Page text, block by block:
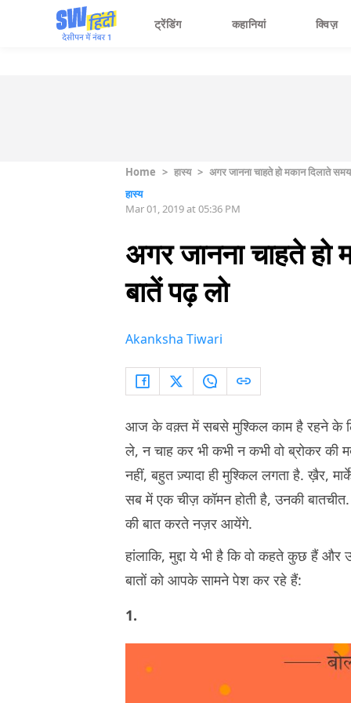
ट्रेंडिंग कहानियां क्विज़
Home > हास्य > अगर जानना चाहते हो मकान दिलाते
हास्य
Mar 01, 2019 at 05:36 PM
अगर जानना चाहते
बातें पढ़ लो
Akanksha Tiwari
आज के वक़्त में सबसे मुश्किल काम है रहने के
ले, न चाह कर भी कभी न कभी वो ब्रोकर की
नहीं, बहुत ज़्यादा ही मुश्किल लगता है. ख़ैर,
सब में एक चीज़ कॉमन होती है, उनकी
की बात करते नज़र आयेंगे.
हांलाकि, मुद्दा ये भी है कि वो कहते कुछ हैं
बातों को आपके सामने पेश कर रहे हैं:
1.